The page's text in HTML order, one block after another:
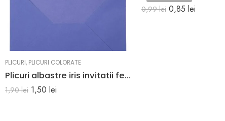
PLICURI, PLICURI COLORATE
Plicuri albastre iris invitatii felicitare C5 162 x 229 mm set 20 buc
1,90lei 1,50 lei
0,99lei 0,85 lei